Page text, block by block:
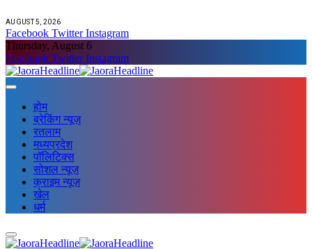
AUGUST 5, 2026
Facebook Twitter Instagram
Thursday, August 6
Facebook Twitter Instagram
होम
ब्रेकिंग न्यूज़
रतलाम
मध्यप्रदेश
पॉलिटिक्स
सोशल न्यूज़
क्राइम न्यूज़
खेल
धर्म